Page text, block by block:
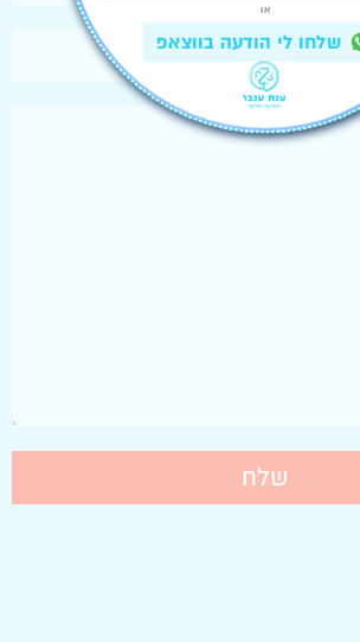
או
שלחו לי הודעה בווצאפ